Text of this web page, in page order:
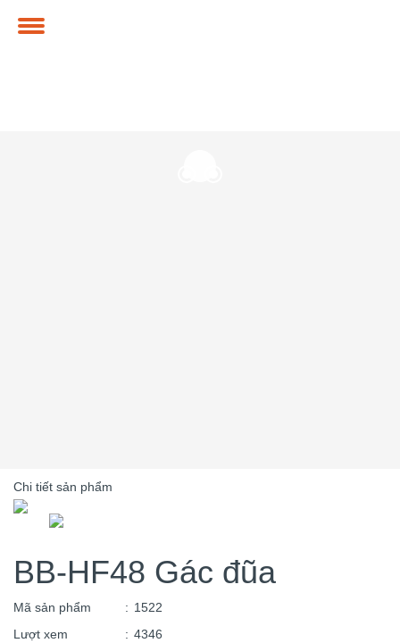
Chi tiết sản phẩm
BB-HF48 Gác đũa
Mã sản phẩm : 1522
Lượt xem
: 4346